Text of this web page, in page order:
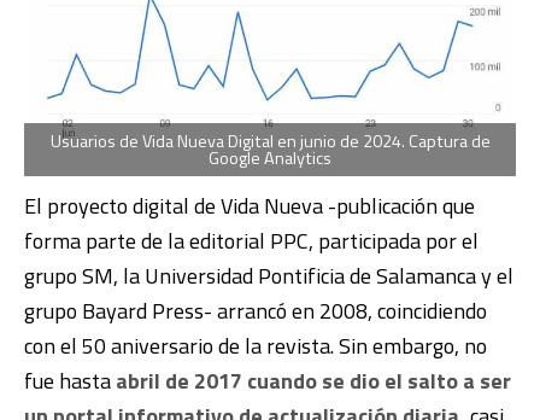
Usuarios de Vida Nueva Digital en junio de 2024. Captura de
Google Analytics
El proyecto digital de Vida Nueva -publicación que
forma parte de la editorial PPC, participada por el
grupo SM, la Universidad Pontificia de Salamanca y el
grupo Bayard Press- arrancó en 2008, coincidiendo
con el 50 aniversario de la revista. Sin embargo, no
fue hastaabril de 2017 cuando se dio el salto a ser